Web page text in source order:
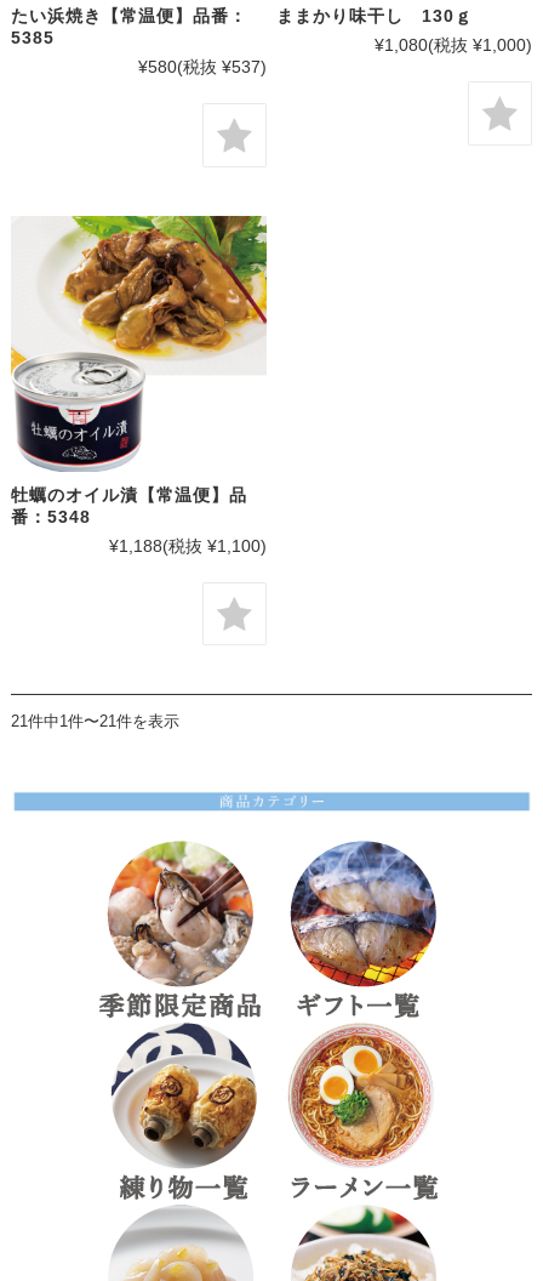
たい浜焼き【常温便】品番：
5385
¥580(税抜 ¥537)
ままかり味干し 130ｇ
¥1,080(税抜 ¥1,000)
牡蠣のオイル漬【常温便】品
番：5348
¥1,188(税抜 ¥1,100)
21件中1件〜21件を表示